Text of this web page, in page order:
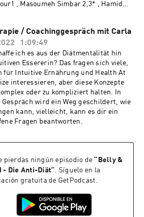
, Masoumeh Simbar 2,3* , Hamid
perimenopausal women Katarzyna
Pałkowska, 1 Jolanta Adamczuk, 2
3 Oleg Gorbaniuk, 4 Jacek M.
and Janusz J. Kraczkowski 5 Author
Article notes Copyright and License
PMC Disclaimer
/ Coachinggespräch mit Carla
1:09:49
ich es aus der Diätmentalität hin
Essererin? Das fragen sich viele,
für Intuitive Ernährung und Health At
interessieren, aber diese Konzepte
oder zu kompliziert halten. In
Gespräch wird ein Weg geschildert, wie
kann, vielleicht, kann es dir ein
Fragen beantworten.
pierdas ningún episodio de “ Belly &
- Die Anti-Diät”. Síguelo en la
gratuita de GetPodcast.